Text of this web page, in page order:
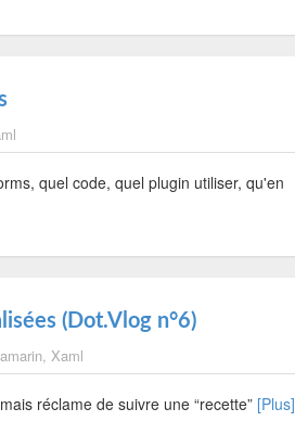
quel code, quel plugin utiliser, qu'en
(Dot.Vlog n°6)
, Xaml
réclame de suivre une “recette” [Plus]